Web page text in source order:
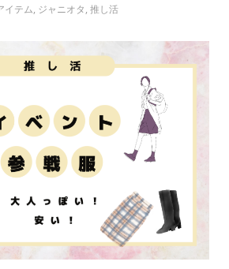
イテム, ジャニオタ, 推し活